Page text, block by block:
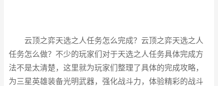
云顶之弈天选之人任务怎么完成？云顶之弈天选之人
任务怎么做？不少的玩家们对于天选之人任务具体完成方
法不是太清楚，这里就为玩家们整理了具体的完成攻略，
为三星英雄装备光明武器，强化战斗力，体验精彩的战斗